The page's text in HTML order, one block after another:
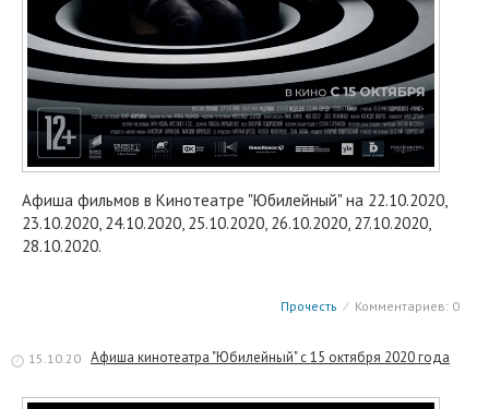
Афиша фильмов в Кинотеатре "Юбилейный" на 22.10.2020,
23.10.2020, 24.10.2020, 25.10.2020, 26.10.2020, 27.10.2020,
28.10.2020.
Прочесть ⁄ Комментариев: 0
15.10.20 Афиша кинотеатра "Юбилейный" c 15 октября 2020 года